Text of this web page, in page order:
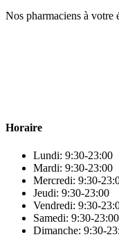
Nos pharmaciens à votre
Horaire
Lundi: 9:30-23:00
Mardi: 9:30-23:00
Mercredi: 9:30-
Jeudi: 9:30-23:00
Vendredi: 9:30-
Samedi: 9:30-23:00
Dimanche: 9:30-